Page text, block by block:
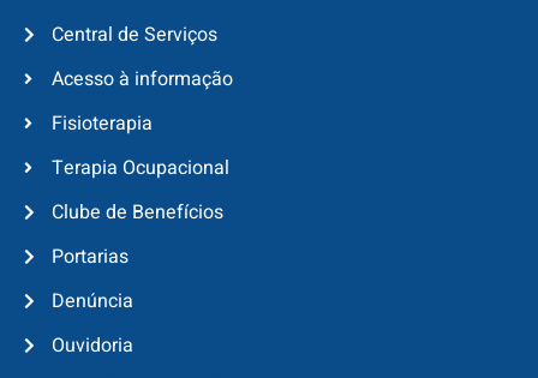
Central de Serviços
Acesso à informação
Fisioterapia
Terapia Ocupacional
Clube de Benefícios
Portarias
Denúncia
Ouvidoria